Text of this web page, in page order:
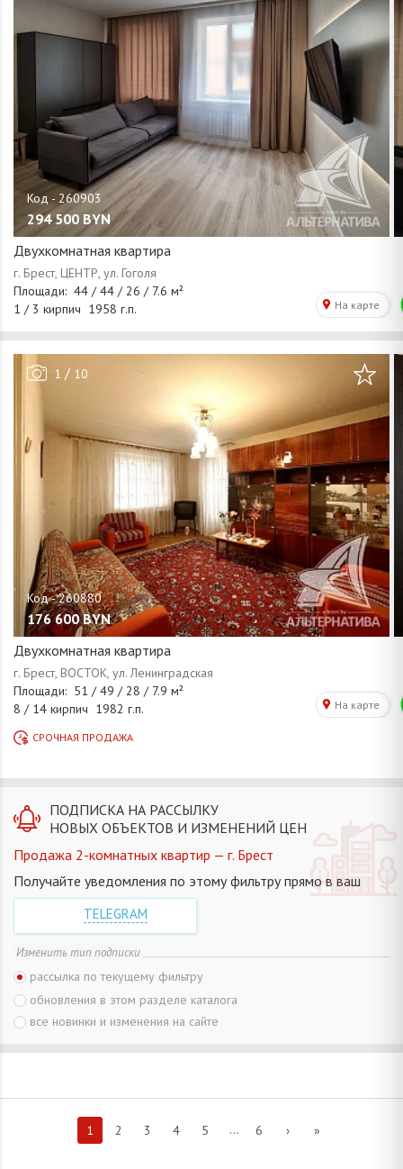
294 500 BYN
Двухкомнатная квартира
1 / 10
176 600 BYN
Двухкомнатная квартира
ПОДПИСКА НА РАССЫЛКУ
НОВЫХ ОБЪЕКТОВ И ИЗМЕНЕНИЙ ЦЕН
Продажа 2-комнатных квартир — г. Брест
Получайте уведомления по этому фильтру прямо в ваш
TELEGRAM
Изменить тип подписки
рассылка по текущему фильтру
обновления в этом разделе каталога
все новинки и изменения на сайте
1 2 3 4 5 ... 6 › »